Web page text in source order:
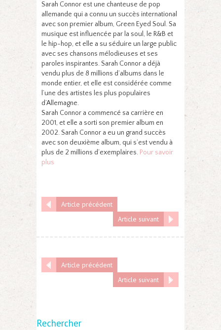
Sarah Connor est une chanteuse de pop
allemande qui a connu un succès international
avec son premier album, Green Eyed Soul. Sa
musique est influencée par la soul, le R&B et
le hip-hop, et elle a su séduire un large public
avec ses chansons mélodieuses et ses
paroles inspirantes. Sarah Connor a déjà
vendu plus de 8 millions d’albums dans le
monde entier, et elle est considérée comme
l’une des artistes les plus populaires
d’Allemagne.
Sarah Connor a commencé sa carrière en
2001, et elle a sorti son premier album en
2002. Sarah Connor a eu un grand succès
avec son deuxième album, qui s’est vendu à
plus de 2 millions d’exemplaires. Pour savoir
plus
Article précédent
Article suivant
Article précédent
Article suivant
Rechercher